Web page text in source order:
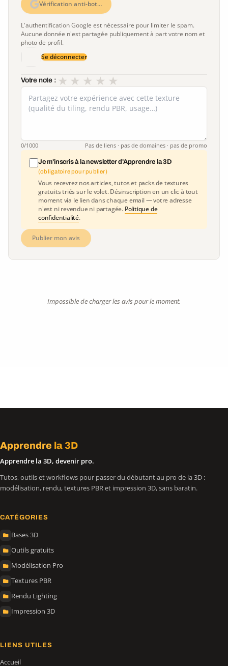
Vérification anti-bot…
L'authentification Google est nécessaire pour limiter le spam.
Aucune donnée n'est partagée publiquement à part votre nom et
photo de profil.
Se déconnecter
Votre note : ★
★
★
★
★
0/1000 Pas de liens · pas de domaines · pas de promo
Je m'inscris à la newsletter d'Apprendre la 3D
(obligatoire pour publier)
Vous recevrez nos articles, tutos et packs de textures
gratuits triés sur le volet. Désinscription en un clic à tout
moment via le lien dans chaque email — votre adresse
n'est ni revendue ni partagée. Politique de
confidentialité.
Publier mon avis
Impossible de charger les avis pour le moment.
Apprendre la 3D
Apprendre la 3D, devenir pro.
Tutos, outils et workflows pour passer du débutant au pro de la 3D :
modélisation, rendu, textures PBR et impression 3D, sans baratin.
CATÉGORIES
Bases 3D
Outils gratuits
Modélisation Pro
Textures PBR
Rendu Lighting
Impression 3D
LIENS UTILES
Accueil